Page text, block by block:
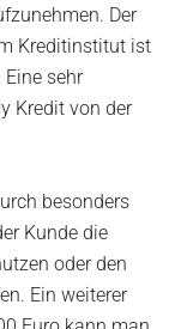
Der
Kreditinstitut ist
sehr
Kredit von der
besonders
Kunde die
oder den
Ein weiterer